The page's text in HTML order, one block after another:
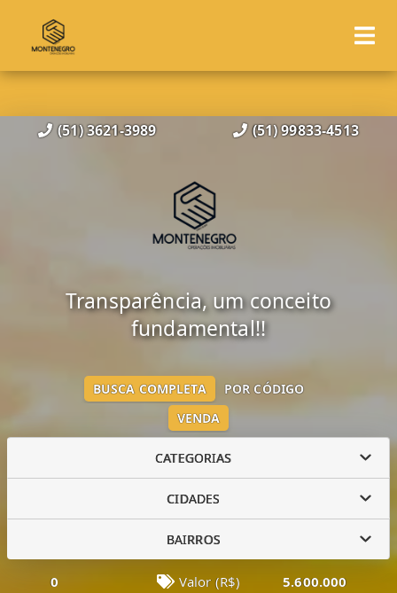
(51) 3621-3989 (51) 99833-4513
Transparência, um conceito
fundamental!!
VENDA
BUSCA COMPLETA POR CÓDIGO
CATEGORIAS
CIDADES
BAIRROS
0 Valor (R$) 5.600.000